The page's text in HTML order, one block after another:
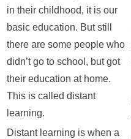
in their childhood, it is our
basic education. But still
there are some people who
didn’t go to school, but got
their education at home.
This is called distant
learning.
Distant learning is when a